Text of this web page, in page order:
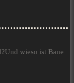
wieso ist Bane